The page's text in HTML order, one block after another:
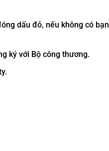
dấu đỏ, nếu không có bạn
ký với Bộ công thương.